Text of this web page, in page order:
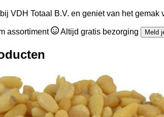
VDH Totaal B.V. en geniet van het
assortiment Altijd gratis bezorging Meld